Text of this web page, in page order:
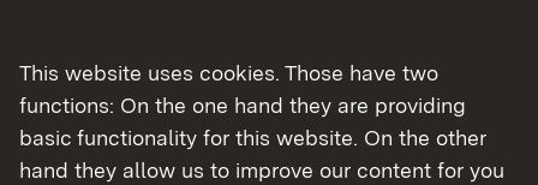
Regierungspräsident Klaus Tappeser
übergibt Meisterbriefe für den Beruf
Hauswirtschafter/Hauswirtschafterin
This website uses cookies. Those have two
functions: On the one hand they are providing
basic functionality for this website. On the other
hand they allow us to improve our content for you